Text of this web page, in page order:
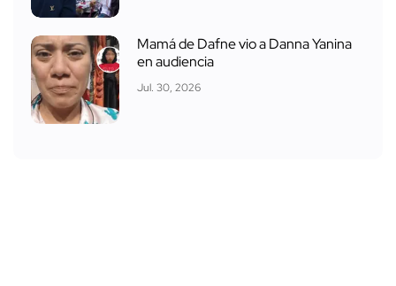
Mamá de Dafne vio a Danna Yanina
en audiencia
Jul. 30, 2026